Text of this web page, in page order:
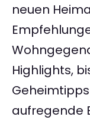
neuen
Highlights,
Geheimtipps
aufregende